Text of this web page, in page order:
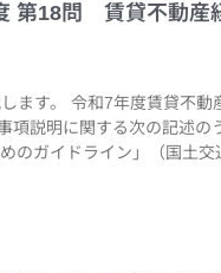
第18問 賃貸不動産
ます。 令和7年度賃貸不動
項説明に関する次の記述の
のガイドライン」（国土交